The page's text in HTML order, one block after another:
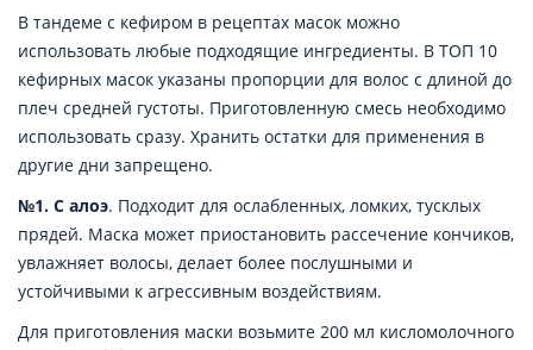
В тандеме с кефиром в рецептах масок можно
использовать любые подходящие ингредиенты. В ТОП 10
кефирных масок указаны пропорции для волос с длиной до
плеч средней густоты. Приготовленную смесь необходимо
использовать сразу. Хранить остатки для применения в
другие дни запрещено.
№1. С алоэ. Подходит для ослабленных, ломких, тусклых
прядей. Маска может приостановить рассечение кончиков,
увлажняет волосы, делает более послушными и
устойчивыми к агрессивным воздействиям.
Для приготовления маски возьмите 200 мл кисломолочного